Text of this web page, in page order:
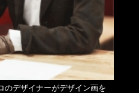
のデザイナーがデザイン画を